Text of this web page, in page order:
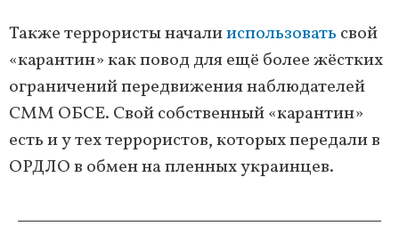
Также террористы началииспользовать свой
«карантин» как повод для ещё более жёстких
ограничений передвижения наблюдателей
СММ ОБСЕ. Свой собственный «карантин»
есть и у тех террористов, которых передали в
ОРДЛО в обмен на пленных украинцев.